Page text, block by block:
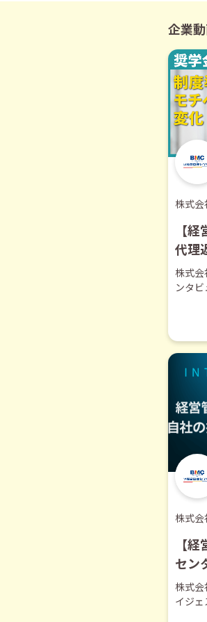
企業
株式会
【
代理
き】
株式会
ンタビ
株式会
【
セン
推し
イジ
株式会
イジェ